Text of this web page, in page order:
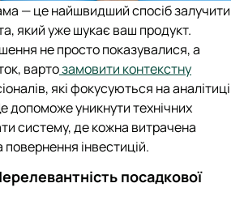
— це найшвидший спосіб залучити
який уже шукає ваш продукт.
не просто показувалися, а
вартозамовити контекстну
які фокусуються на аналітиці
допоможе уникнути технічних
систему, де кожна витрачена
інвестицій.
посадкової